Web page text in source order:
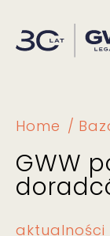
Home
GWW
aktualności